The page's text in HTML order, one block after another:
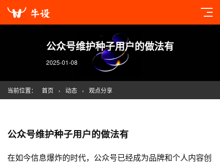
公众号维护种子用户的做法有
2025-01-08
当前位置： 首页 › 动态 › 观点分享
公众号维护种子用户的做法有
在如今信息爆炸的时代，公众号已经成为品牌和个人内容创